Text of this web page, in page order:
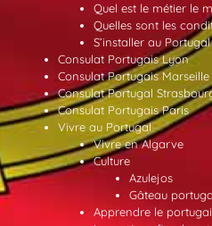
Quel est le métier le
Quelles sont les
S’installer au
Consulat Portugais Lyon
Consulat Portugais Marseille
Consulat Portugal
Consulat Portugais Paris
Vivre au Portugal
Vivre en Algarve
Culture
Azulejos
Gâteau
Apprendre le